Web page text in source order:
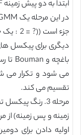
می شود و تکرار می
تقسیم می کند.
مرحله 3. رنگ
زمینه و پس زمینه)
اولیه دادن برای